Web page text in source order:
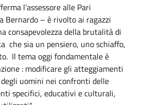
l’assessore alle Pari
Bernardo – è rivolto ai ragazzi
consapevolezza della brutalità di
che sia un pensiero, uno schiaffo,
Il tema oggi fondamentale è
: modificare gli atteggiamenti
uomini nei confronti delle
specifici, educativi e culturali,